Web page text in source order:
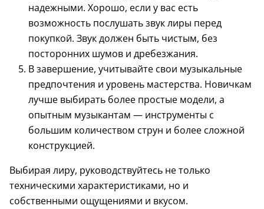
надежными. Хорошо, если у вас есть
возможность послушать звук лиры перед
покупкой. Звук должен быть чистым, без
посторонних шумов и дребезжания.
В завершение, учитывайте свои музыкальные
предпочтения и уровень мастерства. Новичкам
лучше выбирать более простые модели, а
опытным музыкантам — инструменты с
большим количеством струн и более сложной
конструкцией.
Выбирая лиру, руководствуйтесь не только
техническими характеристиками, но и
собственными ощущениями и вкусом.